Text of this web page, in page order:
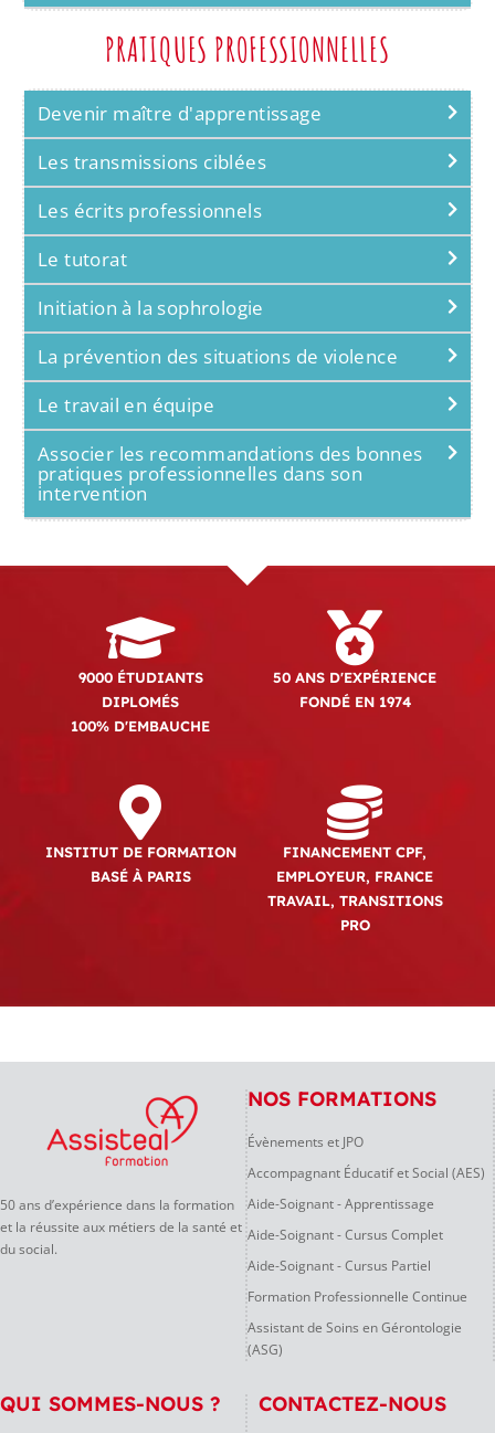
PRATIQUES PROFESSIONNELLES
Devenir maître d'apprentissage
Les transmissions ciblées
Les écrits professionnels
Le tutorat
Initiation à la sophrologie
La prévention des situations de violence
Le travail en équipe
Associer les recommandations des bonnes
pratiques professionnelles dans son
intervention
9000 ÉTUDIANTS
DIPLOMÉS
100% D'EMBAUCHE
50 ANS D'EXPÉRIENCE
FONDÉ EN 1974
INSTITUT DE FORMATION
BASÉ À PARIS
FINANCEMENT CPF,
EMPLOYEUR, FRANCE
TRAVAIL, TRANSITIONS
PRO
50 ans d’expérience dans la formation
et la réussite aux métiers de la santé et
du social.
NOS FORMATIONS
Évènements et JPO
Accompagnant Éducatif et Social (AES)
Aide-Soignant - Apprentissage
Aide-Soignant - Cursus Complet
Aide-Soignant - Cursus Partiel
Formation Professionnelle Continue
Assistant de Soins en Gérontologie
(ASG)
QUI SOMMES-NOUS ? CONTACTEZ-NOUS